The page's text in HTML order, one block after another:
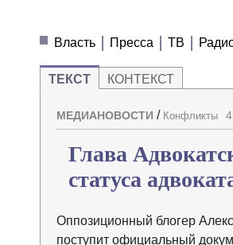
Власть
Пресса ТВ
ТЕКСТ КОНТЕКСТ
МЕДИАНОВОСТИ / Конфликты
Глава
статуса
Оппозиционный блогер
поступит официальный